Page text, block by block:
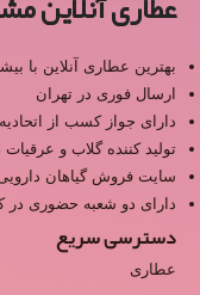
بهترین عطاری آنلاین با
ارسال فوری در تهران
دارای جواز کسب از
تولید کننده گلاب و
سایت فروش گیاهان
دارای دو شعبه حضوری در
دسترسی سریع
عطاری